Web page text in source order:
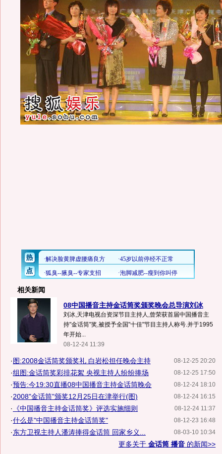
相关新闻
08中国播音主持金话筒奖颁奖晚会总导演刘冰
刘冰,天津电视台资深节目主持人,曾荣获首届中国播音主
持"金话筒"奖,被授予全国"十佳"节目主持人称号.并于1995
年开始...
08-12-24 11:39
08-12-25 20:20
·图:2008金话筒奖颁奖礼 白岩松担任晚会主持
08-12-25 17:50
·组图:金话筒奖彩排花絮 央视主持人纷纷捧场
08-12-24 18:10
·预告:今19:30直播08中国播音主持金话筒晚会
08-12-24 16:15
·2008"金话筒"颁奖12月25日在津举行(图)
08-12-24 11:37
· 《中国播音主持金话筒奖》评选实施细则
08-12-23 16:48
·什么是"中国播音主持金话筒奖"
08-03-10 10:34
·东方卫视主持人潘涛捧得金话筒 回家乡义...
更多关于 金话筒 播音 的新闻>>